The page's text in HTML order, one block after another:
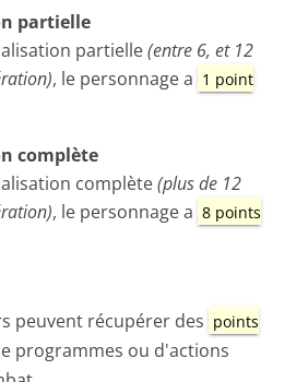
partielle
partielle(entre 6, et 12
, le personnage a 1 point
complète
complète(plus de 12
, le personnage a 8 points
peuvent récupérer des points
programmes ou d'actions